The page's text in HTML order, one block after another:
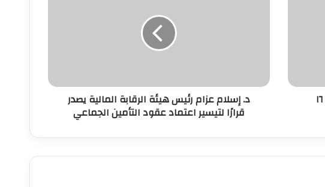
قرارًا
التأمين
د. إسلام عزام رئيس هيئة الرقابة المالية يصدر
قرارًا لتيسير اعتماد عقود التأمين الجماعي